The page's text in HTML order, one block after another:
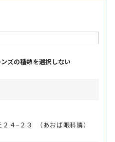
ズの種類を選択しない
４−２３ （あおば眼科隣）